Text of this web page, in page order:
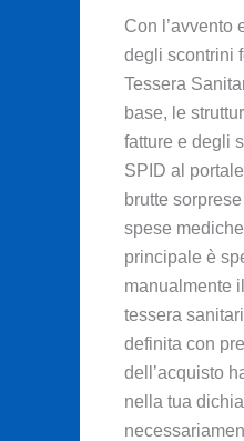
Con l’avvento
degli scontrini
Tessera
base, le
fatture e degli
SPID al
brutte
spese
principale è
manualmente
tessera
definita con
dell’acquisto
nella tua